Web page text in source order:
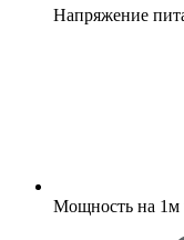
Напряжение
Мощность на 1м